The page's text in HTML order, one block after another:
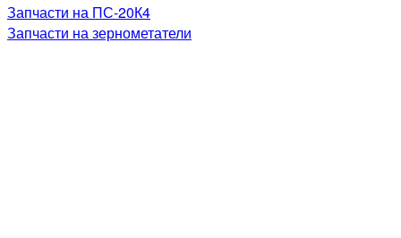
Запчасти на ПС-20К4
Запчасти на зернометатели